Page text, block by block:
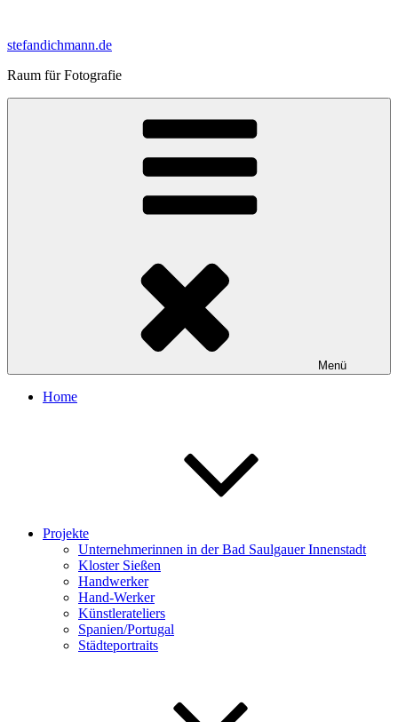
springen
stefandichmann.de
Raum für Fotografie
Menü
Home
Projekte
Unternehmerinnen in der Bad Saulgauer Innenstadt
Kloster Sießen
Handwerker
Hand-Werker
Künstlerateliers
Spanien/Portugal
Städteportraits